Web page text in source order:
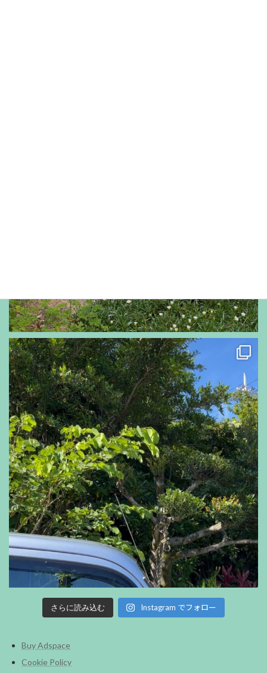
さらに読み込む Instagram でフォロー
Buy Adspace
Cookie Policy